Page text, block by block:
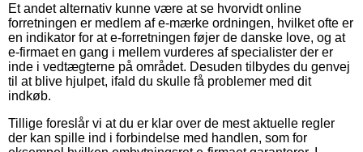
Et andet alternativ kunne være at se hvorvidt online
forretningen er medlem af e-mærke ordningen, hvilket ofte er
en indikator for at e-forretningen føjer de danske love, og at
e-firmaet en gang i mellem vurderes af specialister der er
inde i vedtægterne på området. Desuden tilbydes du genvej
til at blive hjulpet, ifald du skulle få problemer med dit
indkøb.
Tillige foreslår vi at du er klar over de mest aktuelle regler
der kan spille ind i forbindelse med handlen, som for